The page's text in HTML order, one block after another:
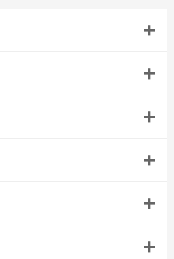
+
+
+
+
+
+